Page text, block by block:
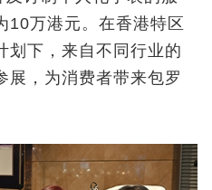
10万港元。在香港特区
划下，来自不同行业的
展，为消费者带来包罗